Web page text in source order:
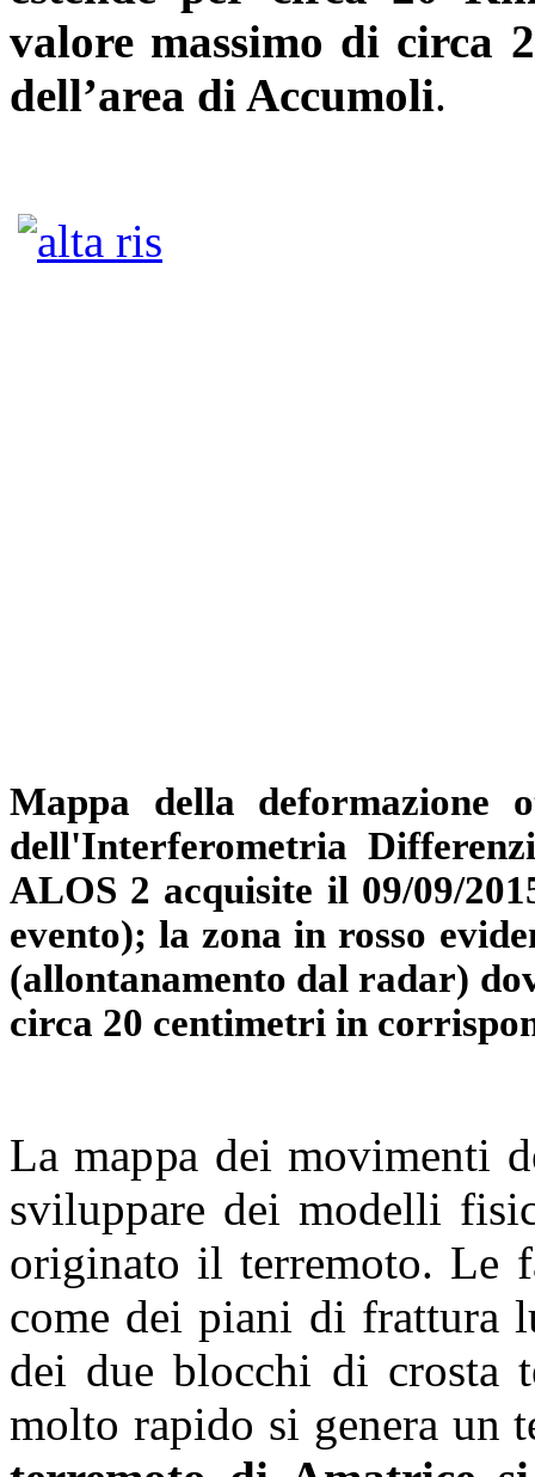
valore massimo di circa
dell’area di Accumoli.
Mappa della deformazione
dell'Interferometria
ALOS 2 acquisite il 09/09/
evento); la zona in rosso
(allontanamento dal radar)
circa 20 centimetri in
La mappa dei movimenti
sviluppare dei modelli
originato il terremoto. Le
come dei piani di frattura
dei due blocchi di crosta
molto rapido si genera un